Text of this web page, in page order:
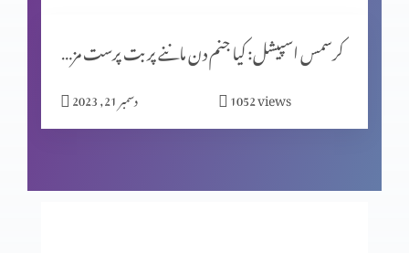
المسیح کے پیروکار عید فسح کیوں نہیں مناتے؟
کرسمس اسپیشل: کیا جنم دن ماننے پر بت پرست مزاہب کا اثر ہے؟
دسمبر 21, 2023 1052views